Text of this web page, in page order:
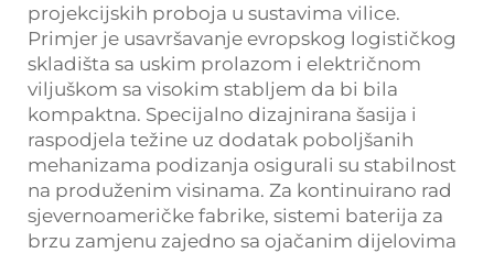
projekcijskih proboja u sustavima vilice.
Primjer je usavršavanje evropskog logističkog
skladišta sa uskim prolazom i električnom
viljuškom sa visokim stabljem da bi bila
kompaktna. Specijalno dizajnirana šasija i
raspodjela težine uz dodatak poboljšanih
mehanizama podizanja osigurali su stabilnost
na produženim visinama. Za kontinuirano rad
sjevernoameričke fabrike, sistemi baterija za
brzu zamjenu zajedno sa ojačanim dijelovima